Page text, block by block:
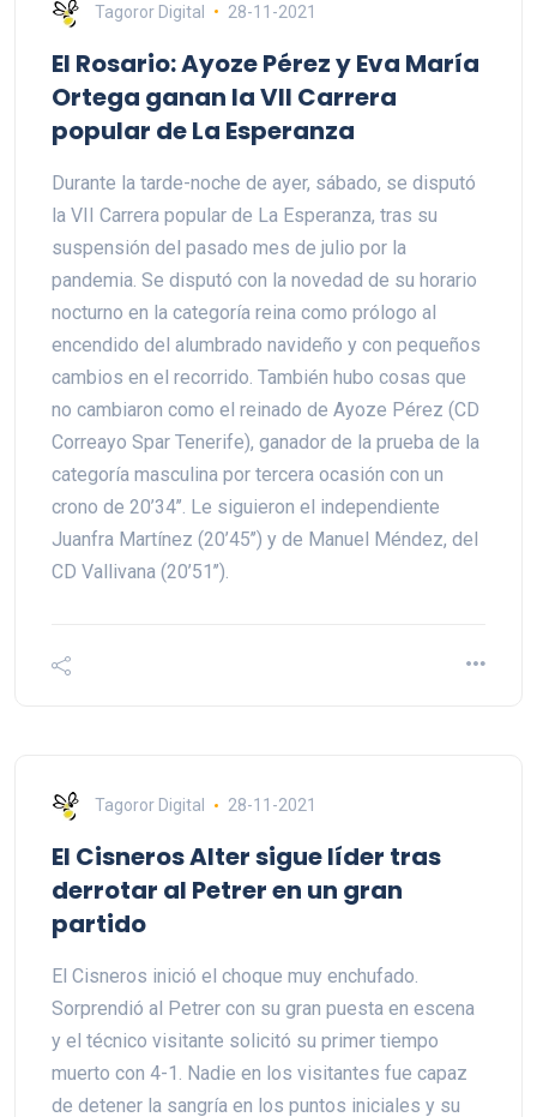
Tagoror Digital 28-11-2021
El Rosario: Ayoze Pérez y Eva María
Ortega ganan la VII Carrera
popular de La Esperanza
Durante la tarde-noche de ayer, sábado, se disputó
la VII Carrera popular de La Esperanza, tras su
suspensión del pasado mes de julio por la
pandemia. Se disputó con la novedad de su horario
nocturno en la categoría reina como prólogo al
encendido del alumbrado navideño y con pequeños
cambios en el recorrido. También hubo cosas que
no cambiaron como el reinado de Ayoze Pérez (CD
Correayo Spar Tenerife), ganador de la prueba de la
categoría masculina por tercera ocasión con un
crono de 20’34’’. Le siguieron el independiente
Juanfra Martínez (20’45’’) y de Manuel Méndez, del
CD Vallivana (20’51’’).
Tagoror Digital 28-11-2021
El Cisneros Alter sigue líder tras
derrotar al Petrer en un gran
partido
El Cisneros inició el choque muy enchufado.
Sorprendió al Petrer con su gran puesta en escena
y el técnico visitante solicitó su primer tiempo
muerto con 4-1. Nadie en los visitantes fue capaz
de detener la sangría en los puntos iniciales y su